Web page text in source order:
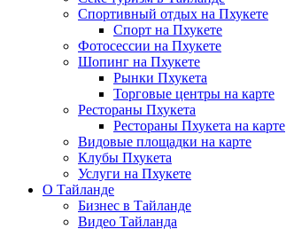
Спортивный отдых на Пхукете
Спорт на Пхукете
Фотосессии на Пхукете
Шопинг на Пхукете
Рынки Пхукета
Торговые центры на карте
Рестораны Пхукета
Рестораны Пхукета на карте
Видовые площадки на карте
Клубы Пхукета
Услуги на Пхукете
О Тайланде
Бизнес в Тайланде
Видео Тайланда